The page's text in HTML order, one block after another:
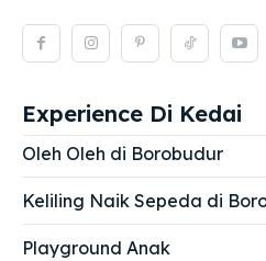
Experience Di Kedai
Oleh Oleh di Borobudur
Keliling Naik Sepeda di
Playground Anak